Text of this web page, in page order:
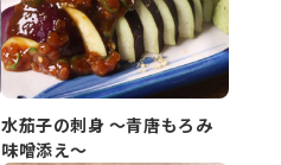
水茄子の刺身 ～青唐もろみ
味噌添え～